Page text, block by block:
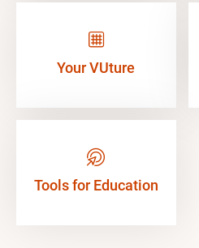
Your VUture
Tools for Education